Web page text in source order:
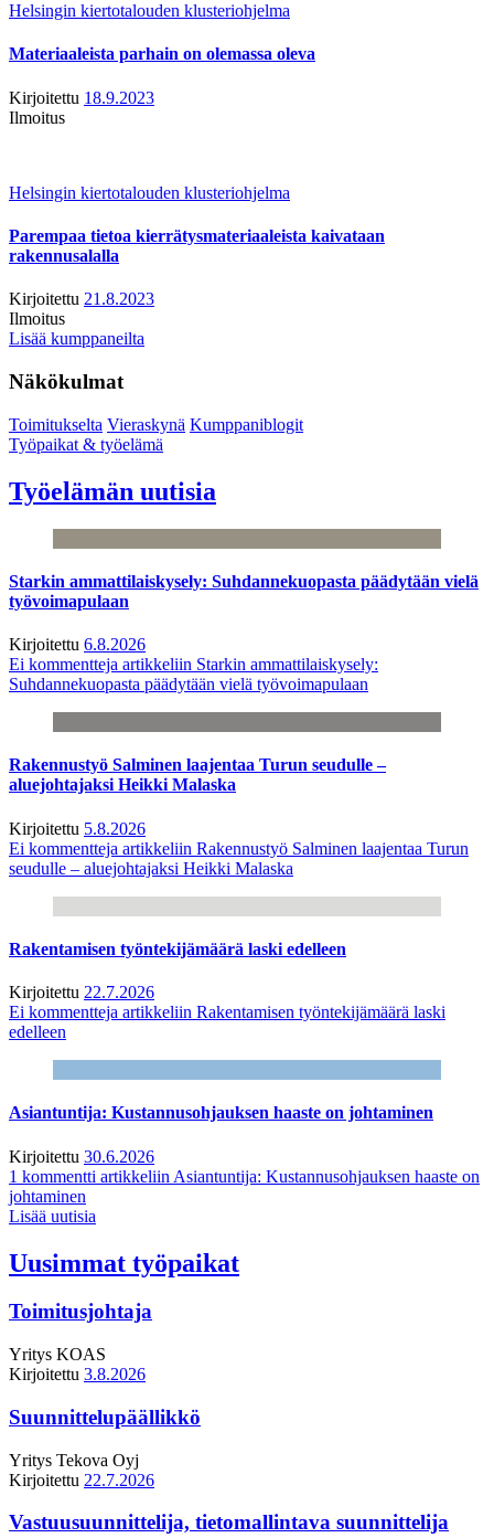
Helsingin kiertotalouden klusteriohjelma
Materiaaleista parhain on olemassa oleva
Kirjoitettu 18.9.2023
Ilmoitus
Helsingin kiertotalouden klusteriohjelma
Parempaa tietoa kierrätysmateriaaleista kaivataan
rakennusalalla
Kirjoitettu 21.8.2023
Ilmoitus
Lisää kumppaneilta
Näkökulmat
Toimitukselta Vieraskynä Kumppaniblogit
Työpaikat & työelämä
Työelämän uutisia
Starkin ammattilaiskysely: Suhdannekuopasta päädytään vielä
työvoimapulaan
Kirjoitettu 6.8.2026
Ei kommentteja artikkeliin Starkin ammattilaiskysely:
Suhdannekuopasta päädytään vielä työvoimapulaan
Rakennustyö Salminen laajentaa Turun seudulle –
aluejohtajaksi Heikki Malaska
Kirjoitettu 5.8.2026
Ei kommentteja artikkeliin Rakennustyö Salminen laajentaa Turun
seudulle – aluejohtajaksi Heikki Malaska
Rakentamisen työntekijämäärä laski edelleen
Kirjoitettu 22.7.2026
Ei kommentteja artikkeliin Rakentamisen työntekijämäärä laski
edelleen
Asiantuntija: Kustannusohjauksen haaste on johtaminen
Kirjoitettu 30.6.2026
1 kommentti artikkeliin Asiantuntija: Kustannusohjauksen haaste on
johtaminen
Lisää uutisia
Uusimmat työpaikat
Toimitusjohtaja
Yritys KOAS
Kirjoitettu 3.8.2026
Suunnittelupäällikkö
Yritys Tekova Oyj
Kirjoitettu 22.7.2026
Vastuusuunnittelija, tietomallintava suunnittelija